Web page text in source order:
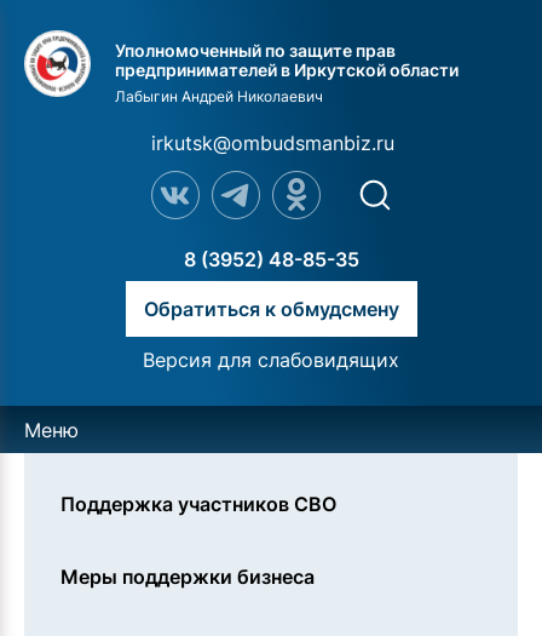
Уполномоченный по защите прав
предпринимателей в Иркутской области
Лабыгин Андрей Николаевич
irkutsk@ombudsmanbiz.ru
8 (3952) 48-85-35
Обратиться к обмудсмену
Версия для слабовидящих
Меню
Поддержка участников СВО
Меры поддержки бизнеса